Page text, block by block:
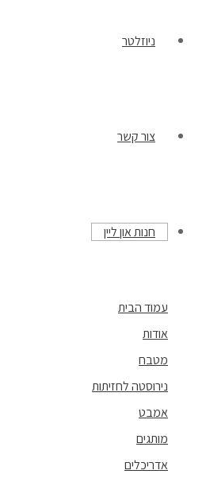
ניוזלטר
צור קשר
חנות און ליין
עמוד הבית
אודות
מטבח
נירוסטה לחזיתות
אמבט
מותגים
אדריכלים